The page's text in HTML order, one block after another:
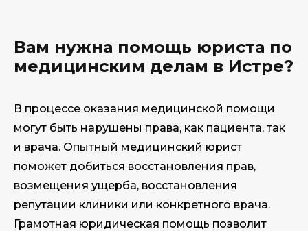
Вам нужна помощь юриста по
медицинским делам в Истре?
В процессе оказания медицинской помощи
могут быть нарушены права, как пациента, так
и врача. Опытный медицинский юрист
поможет добиться восстановления прав,
возмещения ущерба, восстановления
репутации клиники или конкретного врача.
Грамотная юридическая помощь позволит